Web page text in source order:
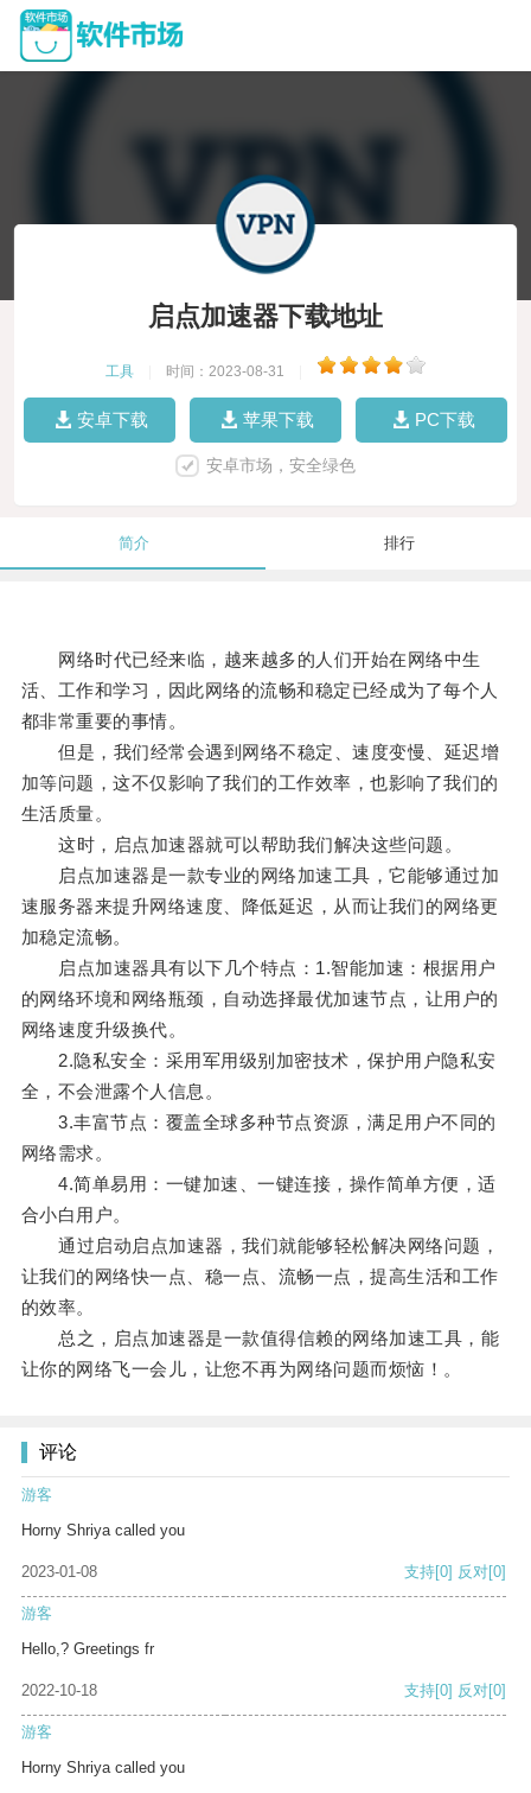
启点加速器下载地址
工具 时间：2023-08-31
安卓下载 苹果下载 PC下载
安卓市场，安全绿色
简介 排行
网络时代已经来临，越来越多的人们开始在网络中生
活、工作和学习，因此网络的流畅和稳定已经成为了每个人
都非常重要的事情。
但是，我们经常会遇到网络不稳定、速度变慢、延迟增
加等问题，这不仅影响了我们的工作效率，也影响了我们的
生活质量。
这时，启点加速器就可以帮助我们解决这些问题。
启点加速器是一款专业的网络加速工具，它能够通过加
速服务器来提升网络速度、降低延迟，从而让我们的网络更
加稳定流畅。
启点加速器具有以下几个特点：1.智能加速：根据用户
的网络环境和网络瓶颈，自动选择最优加速节点，让用户的
网络速度升级换代。
2.隐私安全：采用军用级别加密技术，保护用户隐私安
全，不会泄露个人信息。
3.丰富节点：覆盖全球多种节点资源，满足用户不同的
网络需求。
4.简单易用：一键加速、一键连接，操作简单方便，适
合小白用户。
通过启动启点加速器，我们就能够轻松解决网络问题，
让我们的网络快一点、稳一点、流畅一点，提高生活和工作
的效率。
总之，启点加速器是一款值得信赖的网络加速工具，能
让你的网络飞一会儿，让您不再为网络问题而烦恼！。
评论
游客
Horny Shriya called you
2023-01-08 支持[0] 反对[0]
游客
Hello,? Greetings fr
2022-10-18 支持[0] 反对[0]
游客
Horny Shriya called you